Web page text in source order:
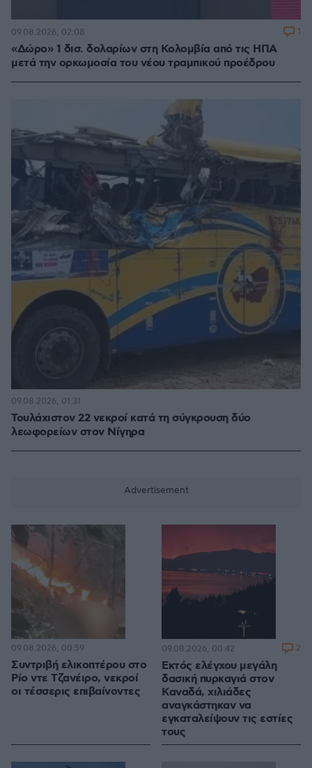
«Δώρο» 1 δισ. δολαρίων στη Κολομβία από τις ΗΠΑ
μετά την ορκωμοσία του νέου τραμπικού προέδρου
09.08.2026, 02:08 1
Τουλάχιστον 22 νεκροί κατά τη σύγκρουση δύο
λεωφορείων στον Νίγηρα
09.08.2026, 01:31
Συντριβή ελικοπτέρου στο
Ρίο ντε Τζανέιρο, νεκροί
οι τέσσερις επιβαίνοντες
09.08.2026, 00:59
Εκτός ελέγχου μεγάλη
δασική πυρκαγιά στον
Καναδά, χιλιάδες
αναγκάστηκαν να
εγκαταλείψουν τις εστίες
τους
09.08.2026, 00:42 2